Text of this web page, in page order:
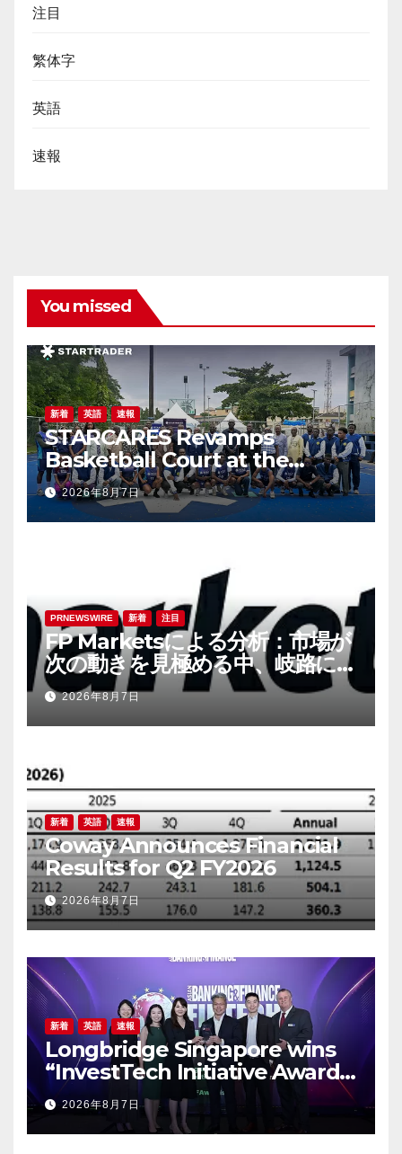
注目
繁体字
英語
速報
You missed
新着 英語 速報
STARCARES Revamps
Basketball Court at the
University of Lagos for Future
Healthcare Professionals
2026年8月7日
PRNEWSWIRE 新着 注目
FP Marketsによる分析：市場が
次の動きを見極める中、岐路に立
つ円
2026年8月7日
新着 英語 速報
Coway Announces Financial
Results for Q2 FY2026
2026年8月7日
新着 英語 速報
Longbridge Singapore wins
“InvestTech Initiative Award –
Singapore” at the Asian
Banking & Finance Fintech
Awards 2026
2026年8月7日